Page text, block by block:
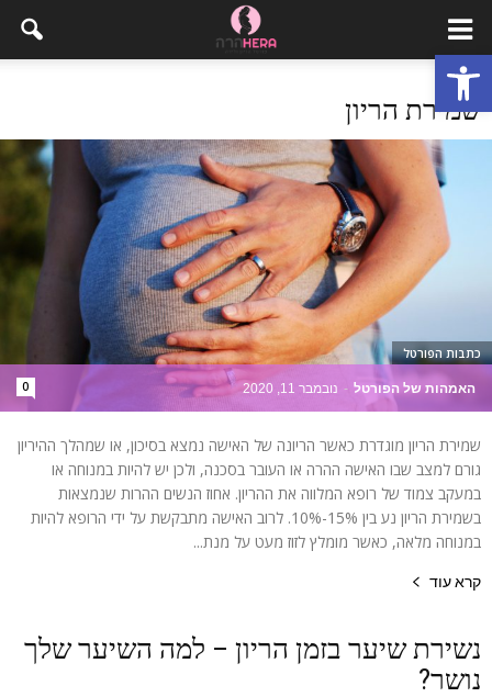
פתח סרגל נגישות
שמירת הריון
האמהות של הפורטל - נובמבר 11, 2020 0
כתבות הפורטל
שמירת הריון מוגדרת כאשר הריונה של האישה נמצא בסיכון, או שמהלך ההיריון
גורם למצב שבו האישה ההרה או העובר בסכנה, ולכן יש להיות במנוחה או
במעקב צמוד של רופא המלווה את ההריון. אחוז הנשים ההרות שנמצאות
בשמירת הריון נע בין 15%-10%. לרוב האישה מתבקשת על ידי הרופא להיות
במנוחה מלאה, כאשר מומלץ לזוז מעט על מנת...
קרא עוד
נשירת שיער בזמן הריון – למה השיער שלך
נושר?